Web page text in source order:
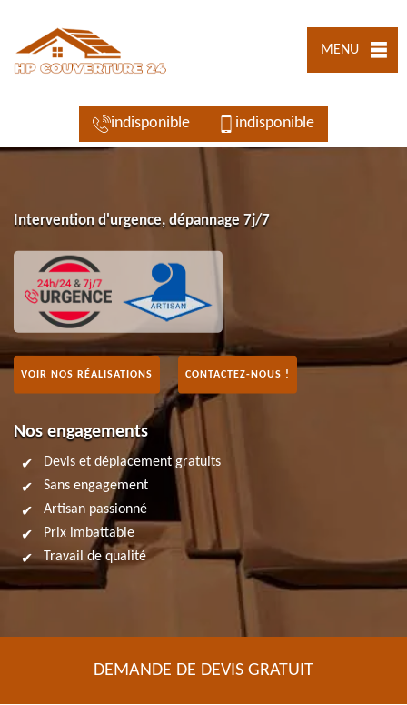
MENU
indisponible indisponible
Intervention d'urgence, dépannage 7j/7
VOIR NOS RÉALISATIONS CONTACTEZ-NOUS !
Nos engagements
Devis et déplacement gratuits
Sans engagement
Artisan passionné
Prix imbattable
Travail de qualité
DEMANDE DE DEVIS GRATUIT